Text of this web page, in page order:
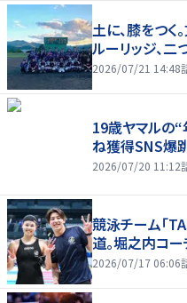
土に、膝をつく
ルーリッジ、二
2026/07/21 14:48
19歳ヤマルの
ね獲得SNS爆
2026/07/20 11:12
競泳チーム「
道。堀之内コ
2026/07/17 06:06